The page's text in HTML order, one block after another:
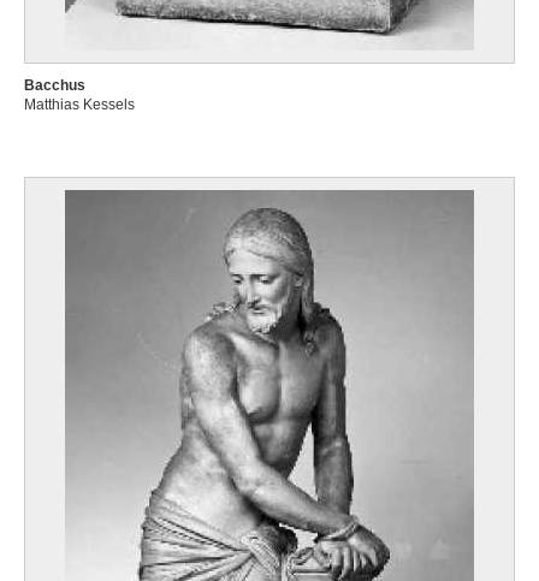
Bacchus
Matthias Kessels